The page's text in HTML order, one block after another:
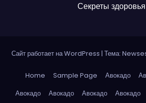
Секреты здоровья
Сайт работает на WordPress | Тема:
Home Sample Page Авокадо
Авокадо
Авокадо Авокадо Авокадо